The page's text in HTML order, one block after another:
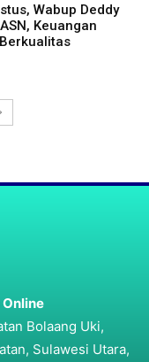
Wabup Deddy
Keuangan
Bolaang Uki,
Sulawesi Utara,